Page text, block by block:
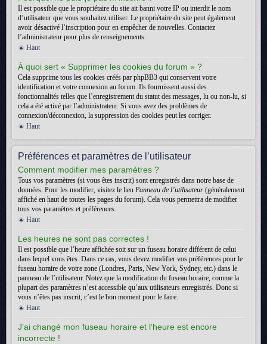
Il est possible que le propriétaire du site ait banni votre IP ou interdit le nom
d’utilisateur que vous souhaitez utiliser. Le propriétaire du site peut également
avoir désactivé l’inscription pour en empêcher de nouvelles. Contactez
l’administrateur pour plus de renseignements.
Haut
À quoi sert « Supprimer les cookies du forum » ?
Cela supprime tous les cookies créés par phpBB3 qui conservent votre
identification et votre connexion au forum. Ils fournissent aussi des
fonctionnalités telles que l’enregistrement du statut des messages, lu ou non-lu, si
cela a été activé par l’administrateur. Si vous avez des problèmes de
connexion/déconnexion, la suppression des cookies peut les corriger.
Haut
Préférences et paramètres de l’utilisateur
Comment modifier mes paramètres ?
Tous vos paramètres (si vous êtes inscrit) sont enregistrés dans notre base de
données. Pour les modifier, visitez le lien Panneau de l’utilisateur (généralement
affiché en haut de toutes les pages du forum). Cela vous permettra de modifier
tous vos paramètres et préférences.
Haut
Les heures ne sont pas correctes !
Il est possible que l’heure affichée soit sur un fuseau horaire différent de celui
dans lequel vous êtes. Dans ce cas, vous devez modifier vos préférences pour le
fuseau horaire de votre zone (Londres, Paris, New York, Sydney, etc.) dans le
panneau de l’utilisateur. Notez que la modification du fuseau horaire, comme la
plupart des paramètres n’est accessible qu’aux utilisateurs enregistrés. Donc si
vous n’êtes pas inscrit, c’est le bon moment pour le faire.
Haut
J’ai changé mon fuseau horaire et l’heure est encore
incorrecte !